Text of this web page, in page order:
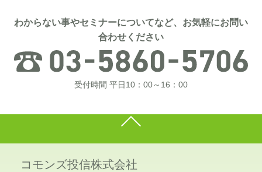
わからない事やセミナーについてなど、お気軽にお問い
合わせください
受付時間 平日10：00～16：00
コモンズ投信株式会社